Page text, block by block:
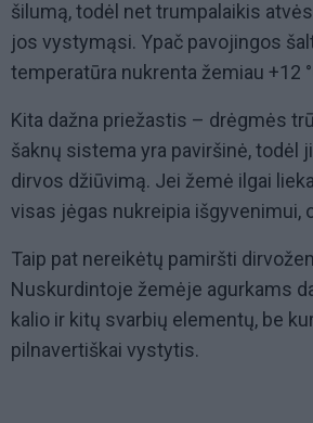
šilumą, todėl net trumpalaikis
jos vystymąsi. Ypač pavojingos
temperatūra nukrenta žemiau +12
Kita dažna priežastis – drėgmės
šaknų sistema yra paviršinė, todėl
dirvos džiūvimą. Jei žemė ilgai
visas jėgas nukreipia išgyvenimui,
Taip pat nereikėtų pamiršti
Nuskurdintoje žemėje agurkams
kalio ir kitų svarbių elementų, be
pilnavertiškai vystytis.